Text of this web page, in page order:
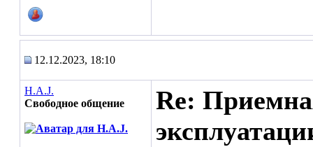
12.12.2023, 18:10
H.A.J.
Свободное общение
Re: